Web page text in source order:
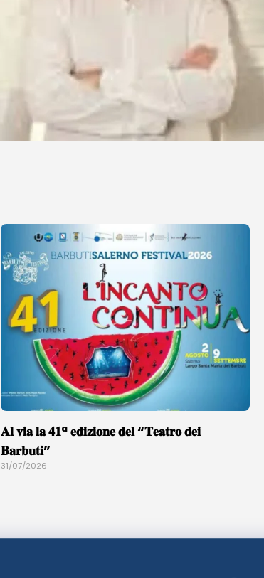
𝐀𝐥 𝐯𝐢𝐚 𝐥𝐚 𝟒𝟏ª 𝐞𝐝𝐢𝐳𝐢𝐨𝐧𝐞 𝐝𝐞𝐥 “𝐓𝐞𝐚𝐭𝐫𝐨 𝐝𝐞𝐢
𝐁𝐚𝐫𝐛𝐮𝐭𝐢”
31/07/2026